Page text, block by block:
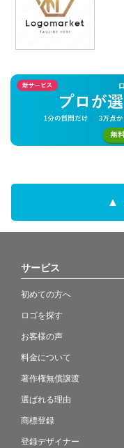
サービス
初めての方へ
ロゴを探す
お客様の声
料金について
著作権無償譲渡
選ばれる理由
商標登録
登録デザイナー